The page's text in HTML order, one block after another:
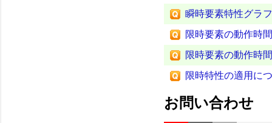
瞬時要素特性グラ
限時要素の動作時
限時要素の動作時
限時特性の適用に
お問い合わせ